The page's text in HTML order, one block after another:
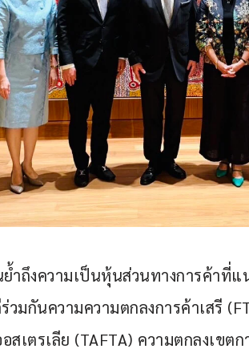
ำถึงความเป็นหุ้นส่วนทางการค้าที่
วมกันความความตกลงการค้าเสรี
สเตรเลีย (TAFTA) ความตกลงเขต